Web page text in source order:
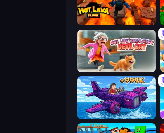
Hot Lava Floor
Cat Life Simulator: Devil Cat
Obby Plane Power Challenge: Fly